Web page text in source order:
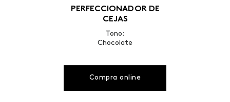
PERFECCIONADOR DE
CEJAS
Tono:
Chocolate
Compra online